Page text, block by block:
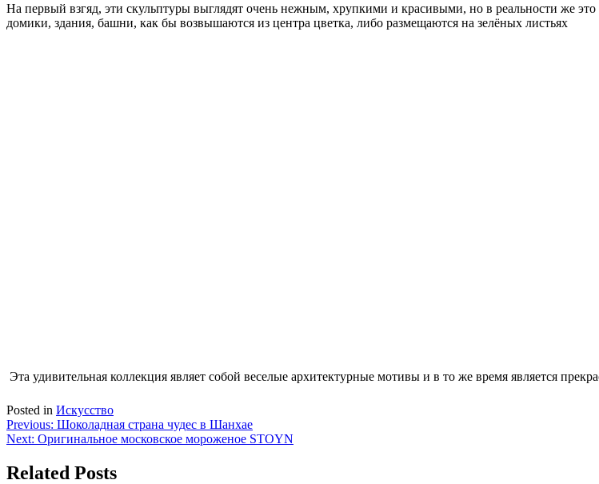
На первый взгяд, эти скульптуры выглядят очень нежным, хрупкими и красивыми, но в реальности же
домики, здания, башни, как бы возвышаются из центра цветка, либо размещаются на зелёных листьях
Эта удивительная коллекция являет собой веселые архитектурные мотивы и в то же время является
Posted in Искусство
Навигация
по
записям
Previous: Шоколадная страна чудес в Шанхае
Next: Оригинальное московское мороженое STOYN
Related Posts